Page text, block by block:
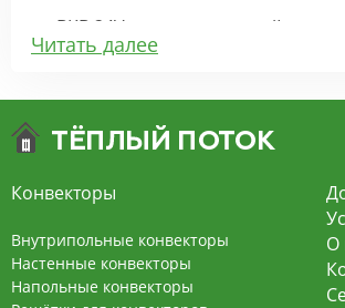
ВКВ 24V – внутрипольный
отопления с вентилятором на 24В
экономит электроэнергию и
конвекцией на 220В. За счет
вентилятора создает
конвекцию, что позволяет
помещения большой площади.
Читать далее
Конвекторы
Внутрипольные конвекторы
Настенные конвекторы
Напольные конвекторы
О